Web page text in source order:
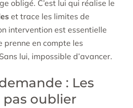
obligé. C’est lui qui réalise le
et trace les limites de
intervention est essentielle
prenne en compte les
lui, impossible d’avancer.
: Les
pas oublier